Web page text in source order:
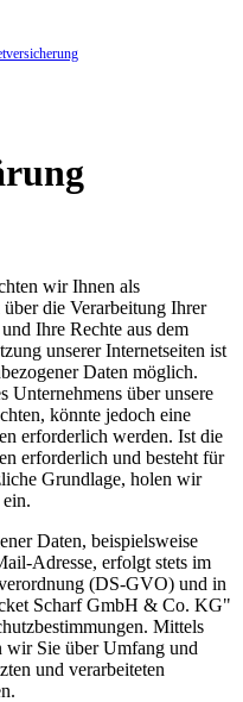
wir Ihnen als
die Verarbeitung Ihrer
Ihre Rechte aus dem
unserer Internetseiten ist
Daten möglich.
Unternehmens über unsere
könnte jedoch eine
erforderlich werden. Ist die
erforderlich und besteht für
Grundlage, holen wir
Daten, beispielsweise
Adresse, erfolgt stets im
(DS-GVO) und in
Scharf GmbH & Co. KG"
Mittels
wir Sie über Umfang und
und verarbeiteten